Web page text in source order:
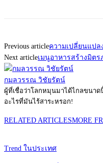
Previous articleความเปลี่ยนแปล
Next articleเมนูอาหารสร้างมิต
กมลวรรณ วิชัยรัตน์
ผู้ที่เชื่อว่าโลกหมุนมาได้ไกลขนาด
อะไรที่มันไร้สาระหรอก!
RELATED ARTICLESMORE
Trend ในประเทศ